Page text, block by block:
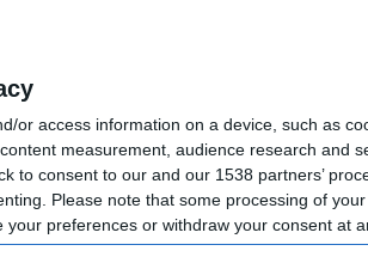
or access information on a device, such as
measurement, audience research and
to consent to our and our 1538 partners’
Please note that some processing of
your preferences or withdraw your consent at